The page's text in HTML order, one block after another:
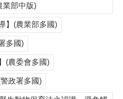
業部中版)
】(農業部多國)
多國)
(農委會多國)
政署多國)